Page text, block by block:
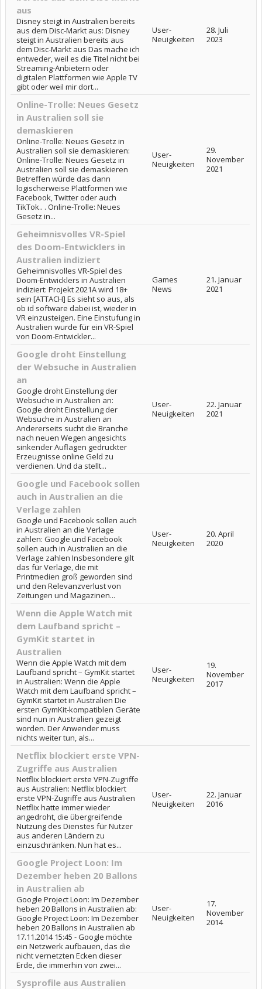
aus
Disney steigt in Australien bereits
aus dem Disc-Markt aus: Disney
steigt in Australien bereits aus
dem Disc-Markt aus Das mache ich
entweder, weil es die Titel nicht bei
Streaming-Anbietern oder
digitalen Plattformen wie Apple TV
gibt oder weil mir dort...
User-
Neuigkeiten
28. Juli
2023
Online-Trolle: Neues Gesetz
in Australien soll sie
demaskieren
Online-Trolle: Neues Gesetz in
Australien soll sie demaskieren:
Online-Trolle: Neues Gesetz in
Australien soll sie demaskieren
Betreffen würde das dann
logischerweise Plattformen wie
Facebook, Twitter oder auch
TikTok.. . Online-Trolle: Neues
Gesetz in...
User-
Neuigkeiten
29.
November
2021
Geheimnisvolles VR-Spiel
des Doom-Entwicklers in
Australien indiziert
Geheimnisvolles VR-Spiel des
Doom-Entwicklers in Australien
indiziert: Projekt 2021A wird 18+
sein [ATTACH] Es sieht so aus, als
ob id software dabei ist, wieder in
VR einzusteigen. Eine Einstufung in
Australien wurde für ein VR-Spiel
von Doom-Entwickler...
Games
News
21. Januar
2021
Google droht Einstellung
der Websuche in Australien
an
Google droht Einstellung der
Websuche in Australien an:
Google droht Einstellung der
Websuche in Australien an
Andererseits sucht die Branche
nach neuen Wegen angesichts
sinkender Auflagen gedruckter
Erzeugnisse online Geld zu
verdienen. Und da stellt...
User-
Neuigkeiten
22. Januar
2021
Google und Facebook sollen
auch in Australien an die
Verlage zahlen
Google und Facebook sollen auch
in Australien an die Verlage
zahlen: Google und Facebook
sollen auch in Australien an die
Verlage zahlen Insbesondere gilt
das für Verlage, die mit
Printmedien groß geworden sind
und den Relevanzverlust von
Zeitungen und Magazinen...
User-
Neuigkeiten
20. April
2020
Wenn die Apple Watch mit
dem Laufband spricht –
GymKit startet in
Australien
Wenn die Apple Watch mit dem
Laufband spricht – GymKit startet
in Australien: Wenn die Apple
Watch mit dem Laufband spricht –
GymKit startet in Australien Die
ersten GymKit-kompatiblen Geräte
sind nun in Australien gezeigt
worden. Der Anwender muss
nichts weiter tun, als...
User-
Neuigkeiten
19.
November
2017
Netflix blockiert erste VPN-
Zugriffe aus Australien
Netflix blockiert erste VPN-Zugriffe
aus Australien: Netflix blockiert
erste VPN-Zugriffe aus Australien
Netflix hatte immer wieder
angedroht, die übergreifende
Nutzung des Dienstes für Nutzer
aus anderen Ländern zu
einzuschränken. Nun hat es...
User-
Neuigkeiten
22. Januar
2016
Google Project Loon: Im
Dezember heben 20 Ballons
in Australien ab
Google Project Loon: Im Dezember
heben 20 Ballons in Australien ab:
Google Project Loon: Im Dezember
heben 20 Ballons in Australien ab
17.11.2014 15:45 - Google möchte
ein Netzwerk aufbauen, das die
nicht vernetzten Ecken dieser
Erde, die immerhin von zwei...
User-
Neuigkeiten
17.
November
2014
Sysprofile aus Australien